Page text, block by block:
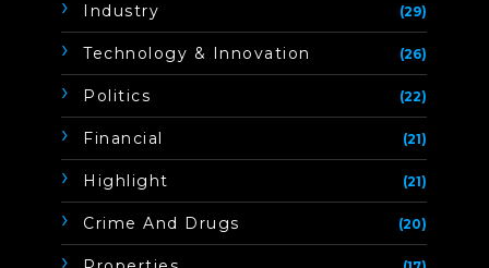
Industry (29)
Technology & Innovation (26)
Politics (22)
Financial (21)
Highlight (21)
Crime And Drugs (20)